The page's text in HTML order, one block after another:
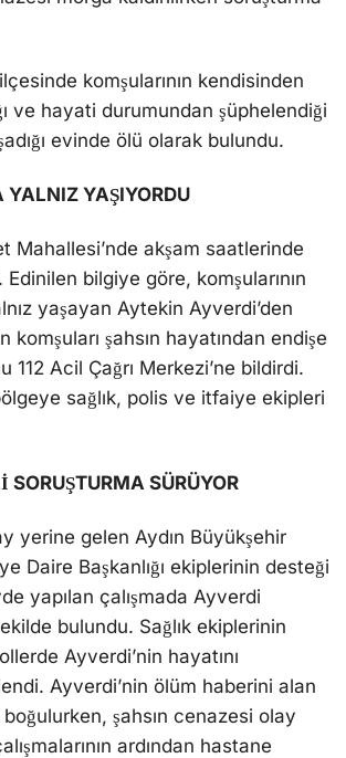
ilçesinde komşularının kendisinden
ve hayati durumundan şüphelendiği
evinde ölü olarak bulundu.
YAŞIYORDU
Mahallesi’nde akşam saatlerinde
bilgiye göre, komşularının
yaşayan Aytekin Ayverdi’den
komşuları şahsın hayatından endişe
112 Acil Çağrı Merkezi’ne bildirdi.
sağlık, polis ve itfaiye ekipleri
SÜRÜYOR
yerine gelen Aydın Büyükşehir
Daire Başkanlığı ekiplerinin desteği
yapılan çalışmada Ayverdi
bulundu. Sağlık ekiplerinin
Ayverdi’nin hayatını
Ayverdi’nin ölüm haberini alan
boğulurken, şahsın cenazesi olay
ardından hastane